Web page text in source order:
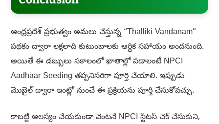
ఆంధ్రప్రదేశ్ ప్రభుత్వం అమలు చేస్తున్న “Thalliki Vandanam”
పథకం ద్వారా లక్షలాది కుటుంబాలకు ఆర్థిక సహాయం అందనుంది.
అయితే ఈ డబ్బులు సకాలంలో ఖాతాల్లో పడాలంటే NPCI
Aadhaar Seeding తప్పనిసరిగా పూర్తి చేయాలి. ఇప్పుడు
మొబైల్ ద్వారా ఇంట్లో నుంచే ఈ ప్రక్రియను పూర్తి చేసుకోవచ్చు.
కాబట్టి ఆలస్యం చేయకుండా వెంటనే NPCI స్టేటస్ చెక్ చేసుకుని,